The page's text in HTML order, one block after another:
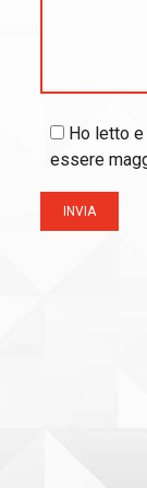
Ho letto
essere